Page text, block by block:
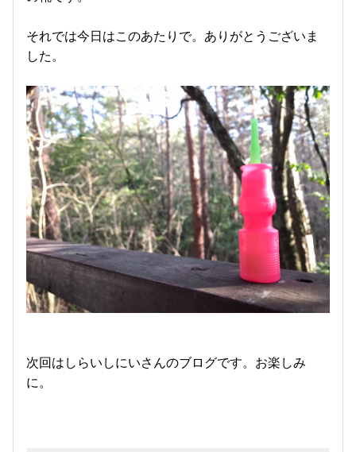
それでは今日はこのあたりで。ありがとうございま
した。
次回はしらいしにいさんのブログです。お楽しみ
に。